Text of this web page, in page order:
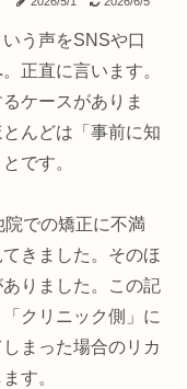
う声をSNSや口
正直に言います。
ケースがありま
んどは「事前に知
です。
での矯正に不満
きました。そのほ
りました。この記
クリニック側」に
まった場合のリカ
す。